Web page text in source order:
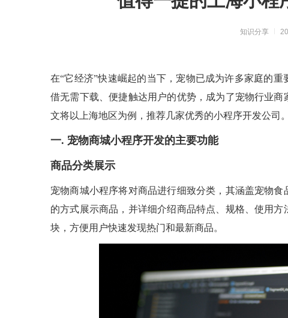
UI设计
大数据解决方案
物联网解决方案
全国统一咨询电话
智能物联网定制开发，帮助客户实
知识分享
在“它经济”快速崛起的当下，宠物已成为许多家庭的
借无需下载、便捷触达用户的优势，成为了宠物行业
文将以上海地区为例，推荐几家优秀的小程序开发公司。
一. 宠物商城小程序开发的主要功能
商品分类展示
宠物商城小程序将对商品进行细致分类，其涵盖宠物
的方式展示商品，并详细介绍商品特点、规格、使用
块，方便用户快速发现热门和最新商品。